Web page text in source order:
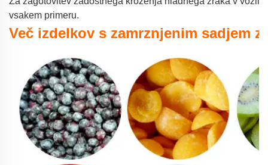
vsakem primeru.
Več izdelkov s zamrznjenim sadjem